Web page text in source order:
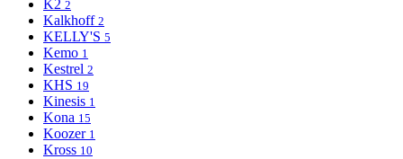
K2 2
Kalkhoff 2
KELLY'S 5
Kemo 1
Kestrel 2
KHS 19
Kinesis 1
Kona 15
Koozer 1
Kross 10